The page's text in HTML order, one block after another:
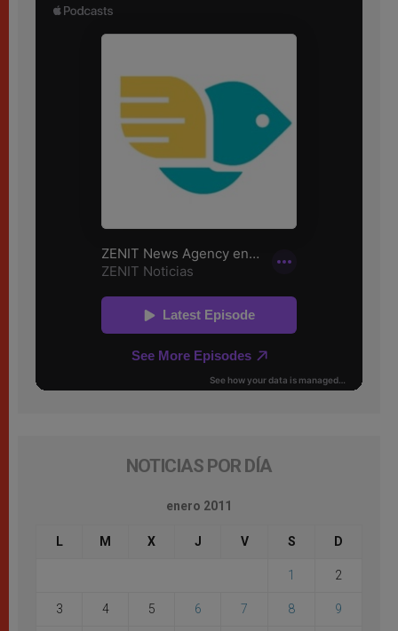
NOTICIAS POR DÍA
enero 2011
L M X J V S D
1 2
3 4 5 6 7 8 9